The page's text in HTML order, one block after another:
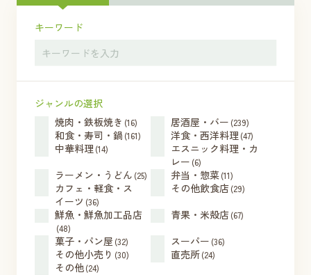
キーワード
ジャンルの選択
焼肉・鉄板焼き (16) 居酒屋・バー (239)
和食・寿司・鍋 (161) 洋食・西洋料理 (47)
中華料理 (14)
エスニック料理・カ
レー (6)
ラーメン・うどん (25) 弁当・惣菜(11)
カフェ・軽食・ス
イーツ (36)
その他飲食店(29)
鮮魚・鮮魚加工品店
(48)
青果・米殻店(67)
菓子・パン屋 (32) スーパー (36)
その他小売り (30) 直売所(24)
その他(24)